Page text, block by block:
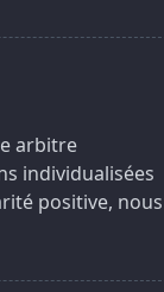
arbitre
individualisées
positive, nous